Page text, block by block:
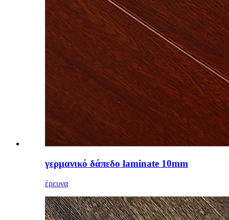
γερμανικό δάπεδο laminate 10mm
έρευνα